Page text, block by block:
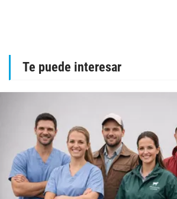
Te puede interesar